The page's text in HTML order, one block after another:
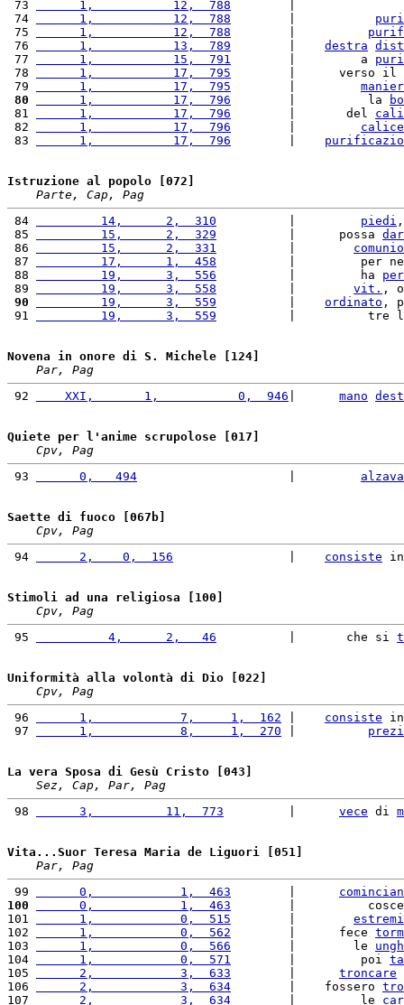
73
      1,           12,  788
74
      1,           12,  788
75
      1,           12,  788
76
      1,           13,  789
destra
77
      1,           15,  791
        |         a
78
      1,           17,  795
        |      verso il
79
      1,           17,  795
80
      1,           17,  796
        |          la
81
      1,           17,  796
        |       del
82
      1,           17,  796
calice
83
      1,           17,  796
Istruzione al popolo [072]
Parte, Cap, Pag
84
         14,      2,  310
piedi
85
         15,      2,  329
          |      possa
86
         15,      2,  331
87
         17,      1,  458
|         per
88
         19,      3,  556
          |         ha
89
         19,      3,  558
vit. ,
90
         19,      3,  559
ordinato ,
91
         19,      3,  559
|          tre
Novena in onore di S. Michele [124]
Par, Pag
92
    XXI,       1,           0,  946
mano
Quiete per l'anime scrupolose [017]
Cpv, Pag
93
      0,   494
alzava
Saette di fuoco [067b]
Cpv, Pag
94
      2,    0,  156
consiste
Stimoli ad una religiosa [100]
Cpv, Pag
95
          4,      2,   46
          |       che si
Uniformità alla volontà di Dio [022]
Cpv, Pag
96
      1,            7,     1,  162
consiste
97
      1,            8,     1,  270
La vera Sposa di Gesù Cristo [043]
Sez, Cap, Par, Pag
98
      3,          11,  773
vece di
Vita...Suor Teresa Maria de Liguori [051]
Par, Pag
99
      0,            1,  463
100
      0,            1,  463
|
101
      1,            0,  515
102
      1,            0,  562
        |      fece
103
      1,            0,  566
        |        le
104
      1,            0,  571
        |         poi
105
      2,            3,  633
troncare
106
      2,            3,  634
        |    fossero
107
      2,            3,  634
        |         le